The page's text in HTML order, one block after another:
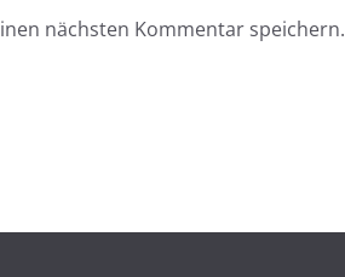
nächsten Kommentar speichern.